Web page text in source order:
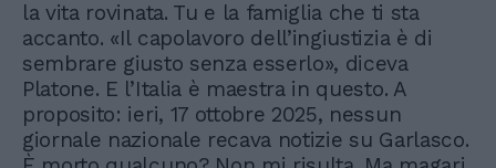
la vita rovinata. Tu e la famiglia che ti sta
accanto. «Il capolavoro dell’ingiustizia è di
sembrare giusto senza esserlo», diceva
Platone. E l’Italia è maestra in questo. A
proposito: ieri, 17 ottobre 2025, nessun
giornale nazionale recava notizie su Garlasco.